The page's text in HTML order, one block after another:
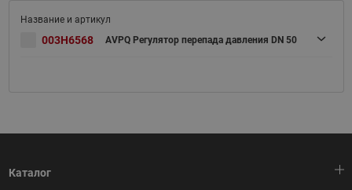
003H6568 AVPQ Регулятор перепада давления DN 50
Каталог